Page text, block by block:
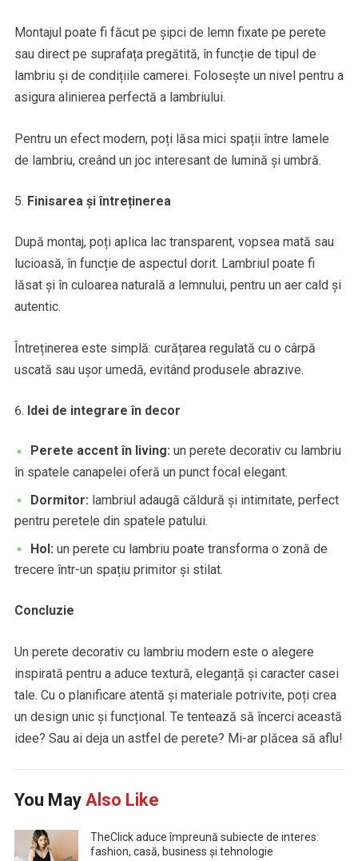
Montajul poate fi făcut pe șipci de lemn fixate pe perete
sau direct pe suprafața pregătită, în funcție de tipul de
lambriu și de condițiile camerei. Folosește un nivel pentru a
asigura alinierea perfectă a lambriului.
Pentru un efect modern, poți lăsa mici spații între lamele
de lambriu, creând un joc interesant de lumină și umbră.
Finisarea și întreținerea
După montaj, poți aplica lac transparent, vopsea mată sau
lucioasă, în funcție de aspectul dorit. Lambriul poate fi
lăsat și în culoarea naturală a lemnului, pentru un aer cald și
autentic.
Întreținerea este simplă: curățarea regulată cu o cârpă
uscată sau ușor umedă, evitând produsele abrazive.
Idei de integrare în decor
Perete accent în living: un perete decorativ cu lambriu
în spatele canapelei oferă un punct focal elegant.
Dormitor: lambriul adaugă căldură și intimitate, perfect
pentru peretele din spatele patului.
Hol: un perete cu lambriu poate transforma o zonă de
trecere într-un spațiu primitor și stilat.
Concluzie
Un perete decorativ cu lambriu modern este o alegere
inspirată pentru a aduce textură, eleganță și caracter casei
tale. Cu o planificare atentă și materiale potrivite, poți crea
un design unic și funcțional. Te tentează să încerci această
idee? Sau ai deja un astfel de perete? Mi-ar plăcea să aflu!
You May Also Like
TheClick aduce împreună subiecte de interes:
fashion, casă, business și tehnologie